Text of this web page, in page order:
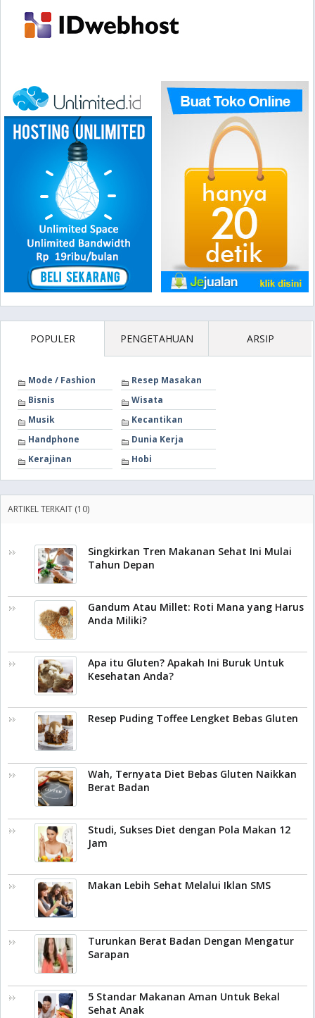
POPULER PENGETAHUAN ARSIP
Mode / Fashion
Resep Masakan
Bisnis
Wisata
Musik
Kecantikan
Handphone
Dunia Kerja
Kerajinan
Hobi
ARTIKEL TERKAIT (10)
Singkirkan Tren Makanan Sehat Ini Mulai
Tahun Depan
Gandum Atau Millet: Roti Mana yang Harus
Anda Miliki?
Apa itu Gluten? Apakah Ini Buruk Untuk
Kesehatan Anda?
Resep Puding Toffee Lengket Bebas Gluten
Wah, Ternyata Diet Bebas Gluten Naikkan
Berat Badan
Studi, Sukses Diet dengan Pola Makan 12
Jam
Makan Lebih Sehat Melalui Iklan SMS
Turunkan Berat Badan Dengan Mengatur
Sarapan
5 Standar Makanan Aman Untuk Bekal
Sehat Anak